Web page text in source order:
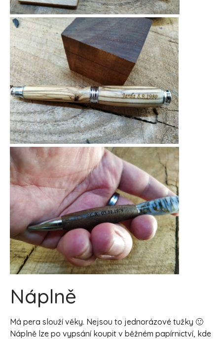
Náplně
Má pera slouží věky. Nejsou to jednorázové tužky 🙂
Náplně lze po vypsání koupit v běžném papírnictví, kde